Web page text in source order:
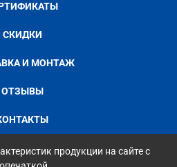
СКИДКИ
И МОНТАЖ
ОТЗЫВЫ
продукции на сайте с